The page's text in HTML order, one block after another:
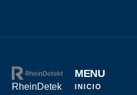
RheinDetek
MENU
INICIO